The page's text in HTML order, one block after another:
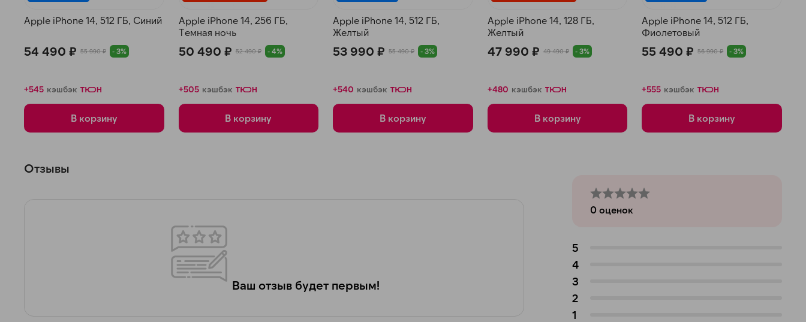
Apple iPhone 14, 512 ГБ, Синий
54 490 ₽ 55 990 ₽ - 3%
+545 кэшбэк
В корзину
Apple iPhone 14, 256 ГБ,
Темная ночь
50 490 ₽ 52 490 ₽ - 4%
+505 кэшбэк
В корзину
Apple iPhone 14, 512 ГБ,
Желтый
53 990 ₽ 55 490 ₽ - 3%
+540 кэшбэк
В корзину
Apple iPhone 14, 128 ГБ,
Желтый
47 990 ₽ 49 490 ₽ - 3%
+480 кэшбэк
В корзину
Apple iPhone 14, 512 ГБ,
Фиолетовый
55 490 ₽ 56 990 ₽ - 3%
+555 кэшбэк
В корзину
Отзывы
Ваш отзыв будет первым!
0 оценок
5
4
3
2
1